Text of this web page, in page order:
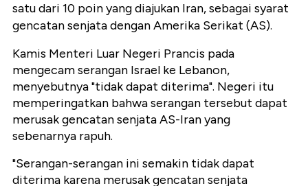
satu dari 10 poin yang diajukan Iran, sebagai syarat
gencatan senjata dengan Amerika Serikat (AS).
Kamis Menteri Luar Negeri Prancis pada
mengecam serangan Israel ke Lebanon,
menyebutnya "tidak dapat diterima". Negeri itu
memperingatkan bahwa serangan tersebut dapat
merusak gencatan senjata AS-Iran yang
sebenarnya rapuh.
"Serangan-serangan ini semakin tidak dapat
diterima karena merusak gencatan senjata